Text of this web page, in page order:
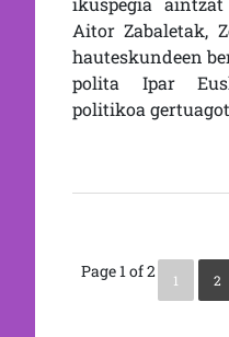
Aitor Zabaletak,
hauteskundeen
polita Ipar
politikoa
Page 1 of 2 1 2